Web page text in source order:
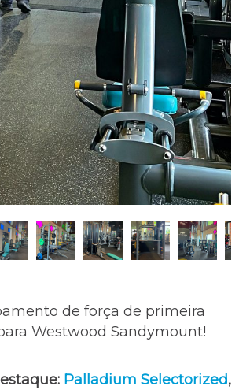
de força de primeira
Westwood Sandymount!
Palladium Selectorized,